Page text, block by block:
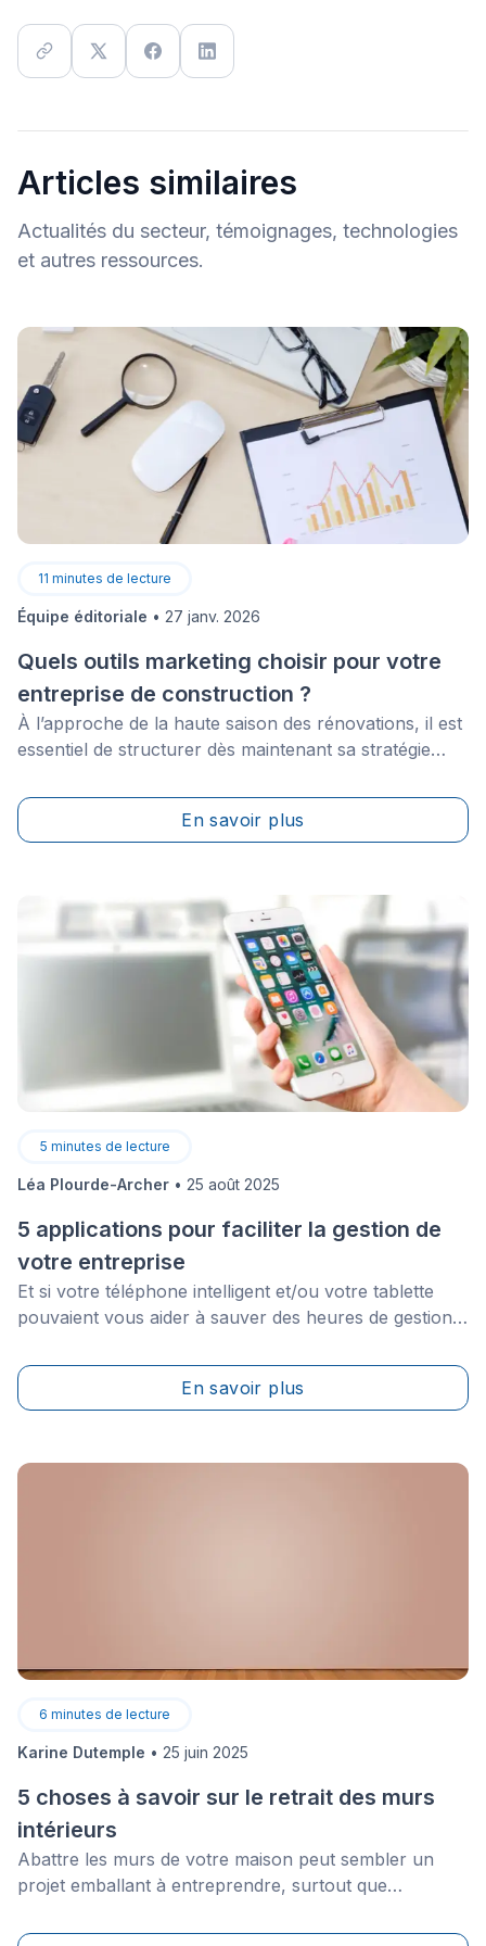
Articles similaires
Actualités du secteur, témoignages, technologies
et autres ressources.
11 minutes de lecture
Équipe éditoriale • 27 janv. 2026
Quels outils marketing choisir pour votre
entreprise de construction ?
À l’approche de la haute saison des rénovations, il est
essentiel de structurer dès maintenant sa stratégie
multitude d’outils marketing, et il est facile de s’y
perdre — et d’y engloutir son budget — lorsqu’on s’y
recherche de mots-clés, il peut devenir difficile de
prioriser efficacement.
En savoir plus
5 minutes de lecture
Léa Plourde-Archer • 25 août 2025
5 applications pour faciliter la gestion de
votre entreprise
Et si votre téléphone intelligent et/ou votre tablette
pouvaient vous aider à sauver des heures de gestion
un entrepreneur passe moins de temps à remplir de la
paperasse et plus de temps à présenter des
En savoir plus
6 minutes de lecture
Karine Dutemple • 25 juin 2025
5 choses à savoir sur le retrait des murs
intérieurs
Abattre les murs de votre maison peut sembler un
projet emballant à entreprendre, surtout que
aires ouvertes. Néanmoins, ne saisissez pas votre